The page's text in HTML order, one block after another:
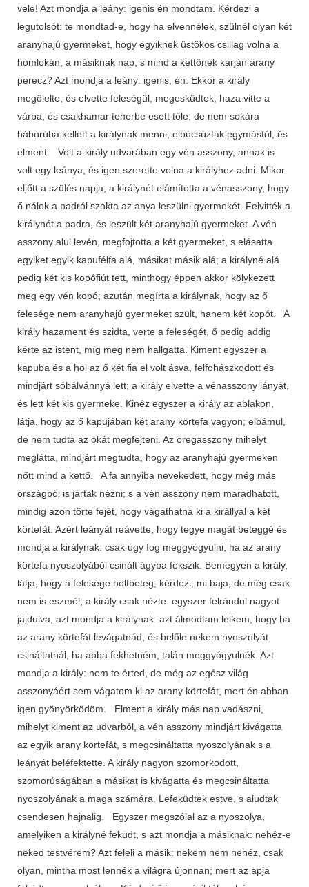
vele! Azt mondja a leány: igenis én mondtam. Kérdezi a
legutolsót: te mondtad-e, hogy ha elvennélek, szülnél olyan két
aranyhajú gyermeket, hogy egyiknek üstökös csillag volna a
homlokán, a másiknak nap, s mind a kettőnek karján arany
perecz? Azt mondja a leány: igenis, én. Ekkor a király
megölelte, és elvette feleségül, megesküdtek, haza vitte a
várba, és csakhamar teherbe esett tőle; de nem sokára
háborúba kellett a királynak menni; elbúcsúztak egymástól, és
elment. Volt a király udvarában egy vén asszony, annak is
volt egy leánya, és igen szerette volna a királyhoz adni. Mikor
eljőtt a szülés napja, a királynét elámította a vénasszony, hogy
ő nálok a padról szokta az anya leszülni gyermekét. Felvitték a
királynét a padra, és leszült két aranyhajú gyermeket. A vén
asszony alul levén, megfojtotta a két gyermeket, s elásatta
egyiket egyik kapufélfa alá, másikat másik alá; a királyné alá
pedig két kis kopófiút tett, minthogy éppen akkor kölykezett
meg egy vén kopó; azután megírta a királynak, hogy az ő
felesége nem aranyhajú gyermeket szült, hanem két kopót. A
király hazament és szidta, verte a feleségét, ő pedig addig
kérte az istent, míg meg nem hallgatta. Kiment egyszer a
kapuba és a hol az ő két fia el volt ásva, felfohászkodott és
mindjárt sóbálvánnyá lett; a király elvette a vénasszony lányát,
és lett két kis gyermeke. Kinéz egyszer a király az ablakon,
látja, hogy az ő kapujában két arany körtefa vagyon; elbámul,
de nem tudta az okát megfejteni. Az öregasszony mihelyt
meglátta, mindjárt megtudta, hogy az aranyhajú gyermeken
nőtt mind a kettő. A fa annyiba nevekedett, hogy még más
országból is jártak nézni; s a vén asszony nem maradhatott,
mindig azon törte fejét, hogy vágathatná ki a királlyal a két
körtefát. Azért leányát reávette, hogy tegye magát beteggé és
mondja a királynak: csak úgy fog meggyógyulni, ha az arany
körtefa nyoszolyából csinált ágyba fekszik. Bemegyen a király,
látja, hogy a felesége holtbeteg; kérdezi, mi baja, de még csak
nem is eszmél; a király csak nézte. egyszer felrándul nagyot
jajdulva, azt mondja a királynak: azt álmodtam lelkem, hogy ha
az arany körtefát levágatnád, és belőle nekem nyoszolyát
csináltatnál, ha abba fekhetném, talán meggyógyulnék. Azt
mondja a király: nem te érted, de még az egész világ
asszonyáért sem vágatom ki az arany körtefát, mert én abban
igen gyönyörködöm. Elment a király más nap vadászni,
mihelyt kiment az udvarból, a vén asszony mindjárt kivágatta
az egyik arany körtefát, s megcsináltatta nyoszolyának s a
leányát beléfektette. A király nagyon szomorkodott,
szomorúságában a másikat is kivágatta és megcsináltatta
nyoszolyának a maga számára. Lefeküdtek estve, s aludtak
csendesen hajnalig. Egyszer megszólal az a nyoszolya,
amelyiken a királyné feküdt, s azt mondja a másiknak: nehéz-e
neked testvérem? Azt feleli a másik: nekem nem nehéz, csak
olyan, mintha most lennék a világra újonnan; mert az apja